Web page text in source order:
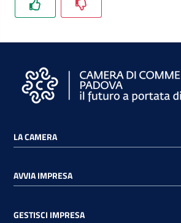
LA CAMERA
AVVIA IMPRESA
GESTISCI IMPRESA